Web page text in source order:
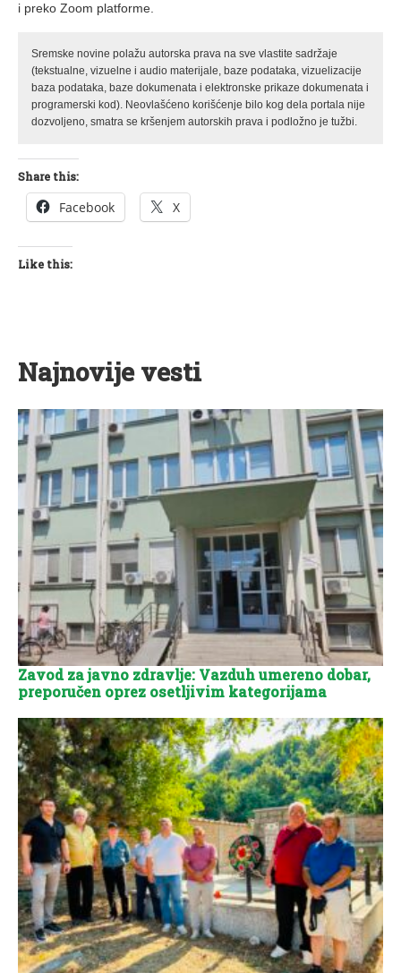
i preko Zoom platforme.
Sremske novine polažu autorska prava na sve vlastite sadržaje
(tekstualne, vizuelne i audio materijale, baze podataka, vizuelizacije
baza podataka, baze dokumenata i elektronske prikaze dokumenata i
programerski kod). Neovlašćeno korišćenje bilo kog dela portala nije
dozvoljeno, smatra se kršenjem autorskih prava i podložno je tužbi.
Share this:
Facebook X
Like this:
Najnovije vesti
Zavod za javno zdravlje: Vazduh umereno dobar,
preporučen oprez osetljivim kategorijama